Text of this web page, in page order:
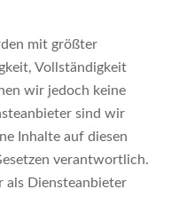
mit größter
Vollständigkeit
wir jedoch keine
sind wir
Inhalte auf diesen
verantwortlich.
als Diensteanbieter